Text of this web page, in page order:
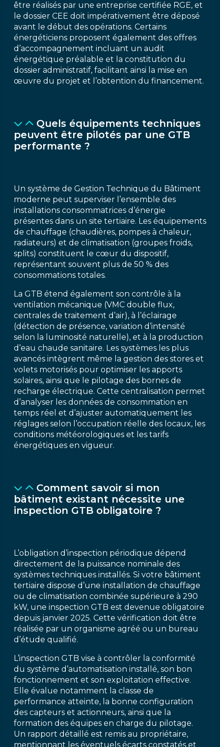
être réalisés par une entreprise certifiée RGE, et
le dossier CEE doit impérativement être déposé
avant le début des opérations. Certains
énergéticiens proposent également des offres
d’accompagnement incluant un audit
énergétique préalable et la constitution du
dossier administratif, facilitant ainsi la mise en
œuvre du projet et l’obtention du financement.
Quels équipements techniques
peuvent être pilotés par une GTB
performante ?
Un système de Gestion Technique du Bâtiment
moderne peut superviser l’ensemble des
installations consommatrices d’énergie
présentes dans un site tertiaire. Les équipements
de chauffage (chaudières, pompes à chaleur,
radiateurs) et de climatisation (groupes froids,
splits) constituent le cœur du dispositif,
représentant souvent plus de 50 % des
consommations totales.
La GTB étend également son contrôle à la
ventilation mécanique (VMC double flux,
centrales de traitement d’air), à l’éclairage
(détection de présence, variation d’intensité
selon la luminosité naturelle), et à la production
d’eau chaude sanitaire. Les systèmes les plus
avancés intègrent même la gestion des stores et
volets motorisés pour optimiser les apports
solaires, ainsi que le pilotage des bornes de
recharge électrique. Cette centralisation permet
d’analyser les données de consommation en
temps réel et d’ajuster automatiquement les
réglages selon l’occupation réelle des locaux, les
conditions météorologiques et les tarifs
énergétiques en vigueur.
Comment savoir si mon
bâtiment existant nécessite une
inspection GTB obligatoire ?
L’obligation d’inspection périodique dépend
directement de la puissance nominale des
systèmes techniques installés. Si votre bâtiment
tertiaire dispose d’une installation de chauffage
ou de climatisation combinée supérieure à 290
kW, une inspection GTB est devenue obligatoire
depuis janvier 2025. Cette vérification doit être
réalisée par un organisme agréé ou un bureau
d’étude qualifié.
L’inspection GTB vise à contrôler la conformité
du système d’automatisation installé, son bon
fonctionnement et son exploitation effective.
Elle évalue notamment la classe de
performance atteinte, la bonne configuration
des capteurs et actionneurs, ainsi que la
formation des équipes en charge du pilotage.
Un rapport détaillé est remis au propriétaire,
mentionnant les éventuels écarts constatés et